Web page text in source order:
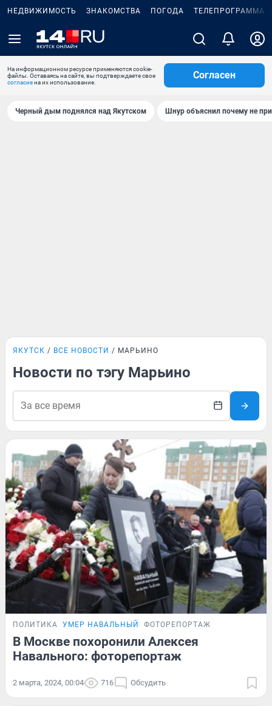
НЕДВИЖИМОСТЬ ЗНАКОМСТВА ПОГОДА ТЕЛЕПРОГРАММА
На информационном ресурсе применяются cookie-
файлы. Оставаясь на сайте, вы подтверждаете свое
согласиена их использование.
Согласен
Черный дым поднялся над Якутском Шнур объяснил почему не
ЯКУТСК ВСЕ НОВОСТИ МАРЬИНО
Новости по тэгу Марьино
ПОЛИТИКА УМЕР НАВАЛЬНЫЙ ФОТОРЕПОРТАЖ
В Москве похоронили Алексея
Навального: фоторепортаж
2 марта, 2024, 00:04 716 Обсудить